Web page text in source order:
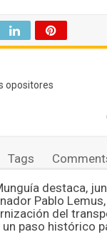
opositores
Tags
destaca,
Pablo
del
paso histórico